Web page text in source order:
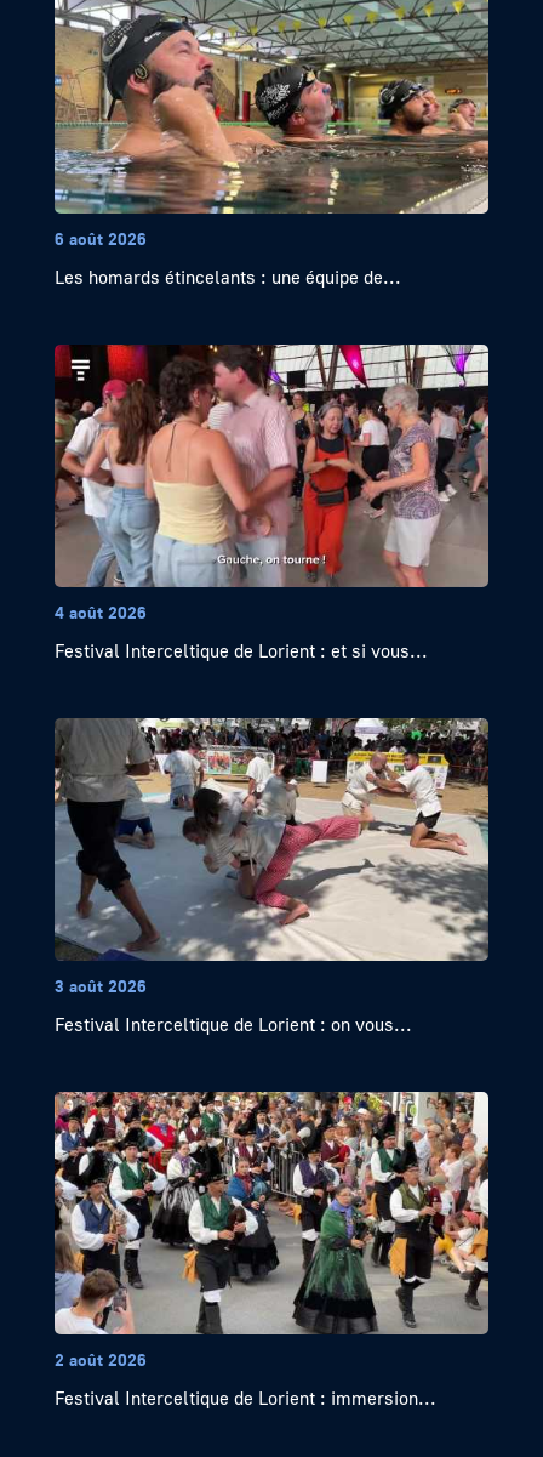
6 août 2026
Les homards étincelants : une équipe de...
4 août 2026
Festival Interceltique de Lorient : et si vous...
3 août 2026
Festival Interceltique de Lorient : on vous...
2 août 2026
Festival Interceltique de Lorient : immersion...